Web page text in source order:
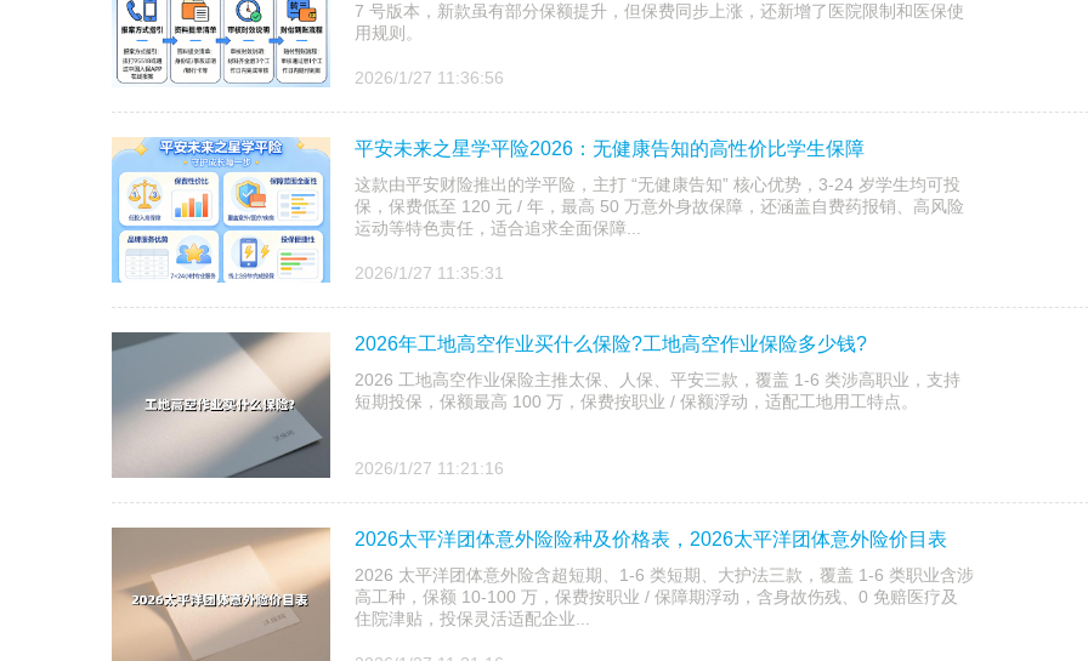
7 号版本，新款虽有部分保额提升，但保费同步上涨，还新增了医院限制和医保使
用规则。
2026/1/27 11:36:56
平安未来之星学平险2026：无健康告知的高性价比学生保障
这款由平安财险推出的学平险，主打 “无健康告知” 核心优势，3-24 岁学生均可投
保，保费低至 120 元 / 年，最高 50 万意外身故保障，还涵盖自费药报销、高风险
运动等特色责任，适合追求全面保障...
2026/1/27 11:35:31
2026年工地高空作业买什么保险?工地高空作业保险多少钱?
2026 工地高空作业保险主推太保、人保、平安三款，覆盖 1-6 类涉高职业，支持
短期投保，保额最高 100 万，保费按职业 / 保额浮动，适配工地用工特点。
2026/1/27 11:21:16
2026太平洋团体意外险险种及价格表，2026太平洋团体意外险价目表
2026 太平洋团体意外险含超短期、1-6 类短期、大护法三款，覆盖 1-6 类职业含涉
高工种，保额 10-100 万，保费按职业 / 保障期浮动，含身故伤残、0 免赔医疗及
住院津贴，投保灵活适配企业...